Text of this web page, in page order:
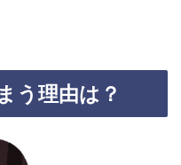
う理由は？